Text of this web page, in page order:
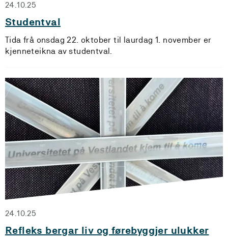
24.10.25
Studentval
Tida frå onsdag 22. oktober til laurdag 1. november er
kjenneteikna av studentval.
24.10.25
Refleks bergar liv og førebyggjer ulukker